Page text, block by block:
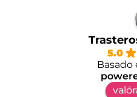
5.0
Basado